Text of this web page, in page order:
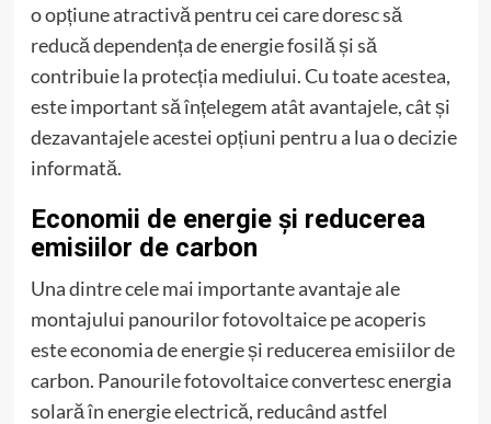
o opțiune atractivă pentru cei care doresc să
reducă dependența de energie fosilă și să
contribuie la protecția mediului. Cu toate acestea,
este important să înțelegem atât avantajele, cât și
dezavantajele acestei opțiuni pentru a lua o decizie
informată.
Economii de energie și reducerea
emisiilor de carbon
Una dintre cele mai importante avantaje ale
montajului panourilor fotovoltaice pe acoperis
este economia de energie și reducerea emisiilor de
carbon. Panourile fotovoltaice convertesc energia
solară în energie electrică, reducând astfel